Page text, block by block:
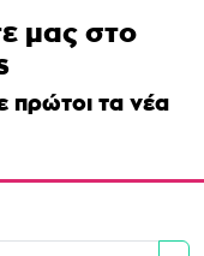
μας στο
πρώτοι τα νέα